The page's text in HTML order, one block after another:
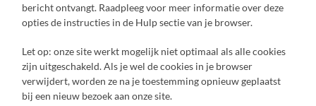
bericht ontvangt. Raadpleeg voor meer informatie over deze
opties de instructies in de Hulp sectie van je browser.
Let op: onze site werkt mogelijk niet optimaal als alle cookies
zijn uitgeschakeld. Als je wel de cookies in je browser
verwijdert, worden ze na je toestemming opnieuw geplaatst
bij een nieuw bezoek aan onze site.